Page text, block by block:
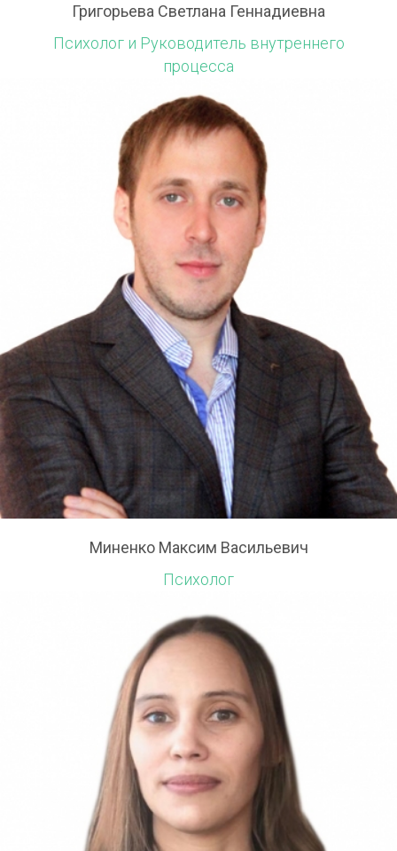
Григорьева Светлана Геннадиевна
Психолог и Руководитель внутреннего
процесса
Миненко Максим Васильевич
Психолог